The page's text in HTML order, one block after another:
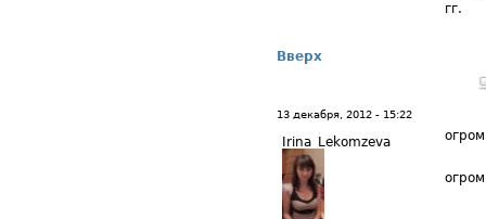
гг.
Вверх
13 декабря, 2012 - 15:22
Irina_Lekomzeva